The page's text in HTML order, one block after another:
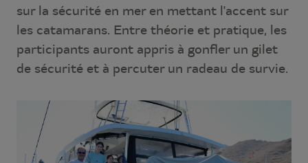
sur la sécurité en mer en mettant l'accent sur
les catamarans. Entre théorie et pratique, les
participants auront appris à gonfler un gilet
de sécurité et à percuter un radeau de survie.